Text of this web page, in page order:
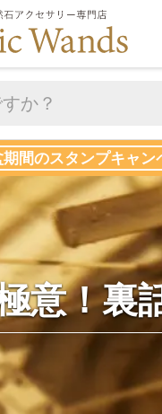
間のスタンプキャン
意！裏